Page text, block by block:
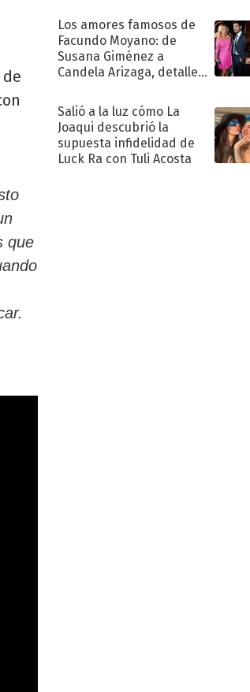
que
Los amores famosos de
Facundo Moyano: de
Susana Giménez a
Candela Arizaga, detalles
sentimental
Salió a la luz cómo La
Joaqui descubrió la
supuesta infidelidad de
Luck Ra con Tuli Acosta